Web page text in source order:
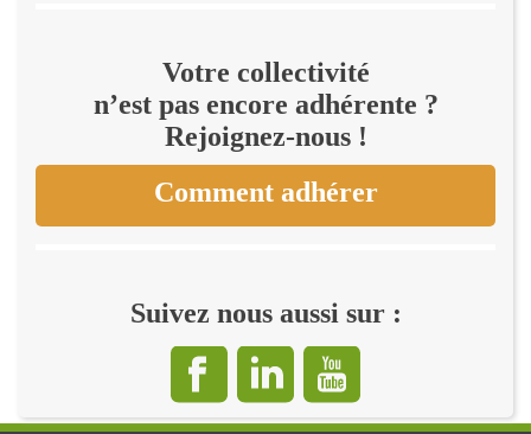
Votre collectivité
n’est pas encore adhérente ?
Rejoignez-nous !
Comment adhérer
Suivez nous aussi sur :